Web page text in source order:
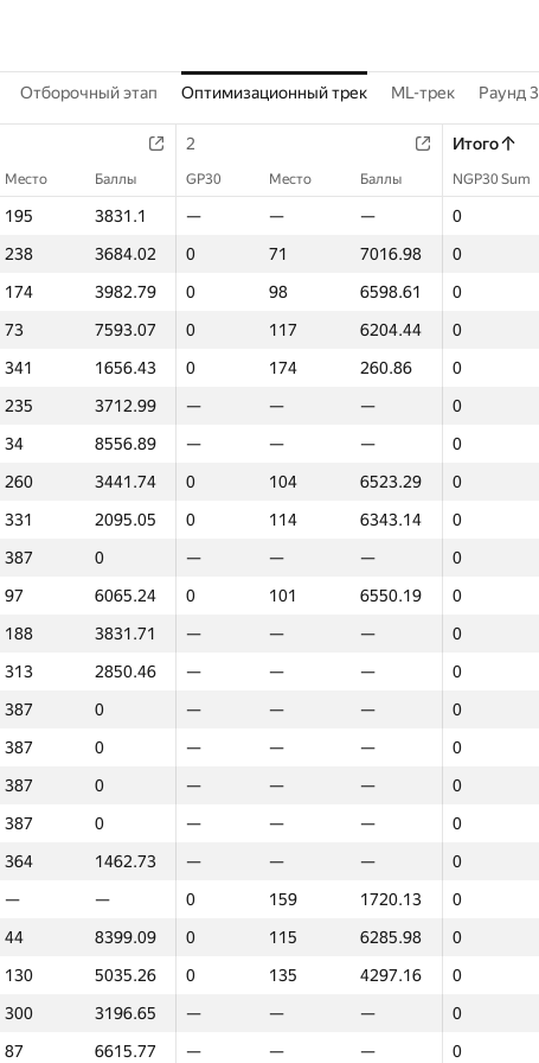
Отборочный этап Оптимизационный трек ML-трек Раунд 3
2 Итого
Место Баллы GP30 Место Баллы NGP30 Sum
195 3831.1 — — — 0
238 3684.02 0 71 7016.98 0
174 3982.79 0 98 6598.61 0
73 7593.07 0 117 6204.44 0
341 1656.43 0 174 260.86 0
235 3712.99 — — — 0
34 8556.89 — — — 0
260 3441.74 0 104 6523.29 0
331 2095.05 0 114 6343.14 0
387 0 — — — 0
97 6065.24 0 101 6550.19 0
188 3831.71 — — — 0
313 2850.46 — — — 0
387 0 — — — 0
387 0 — — — 0
387 0 — — — 0
387 0 — — — 0
364 1462.73 — — — 0
— — 0 159 1720.13 0
44 8399.09 0 115 6285.98 0
130 5035.26 0 135 4297.16 0
300 3196.65 — — — 0
87 6615.77 — — — 0
Итого
Место Баллы NGP30 Sum